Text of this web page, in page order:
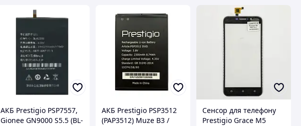
АКБ Prestigio PSP7557,
Gionee GN9000 S5.5 (BL-
АКБ Prestigio PSP3512
(PAP3512) Muze B3 /
Сенсор для телефону
Prestigio Grace M5